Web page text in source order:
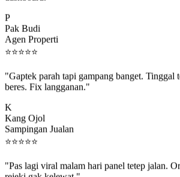
Pak Budi
Agen Properti
⭐⭐⭐⭐⭐
beres. Fix langganan."
Kang Ojol
Sampingan Jualan
⭐⭐⭐⭐⭐
rejeki gak kelewat."